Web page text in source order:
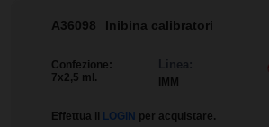
A36098 Inibina calibratori
Confezione:
7x2,5 ml.
Linea:
IMM
Effettua il LOGIN per acquistare.